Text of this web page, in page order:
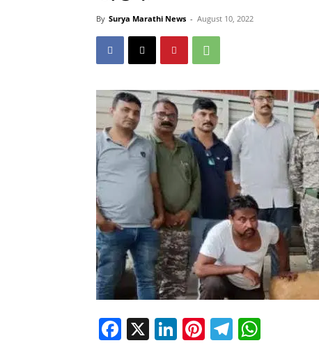
By Surya Marathi News - August 10, 2022
Facebook
X LinkedIn
Pinterest
Telegram